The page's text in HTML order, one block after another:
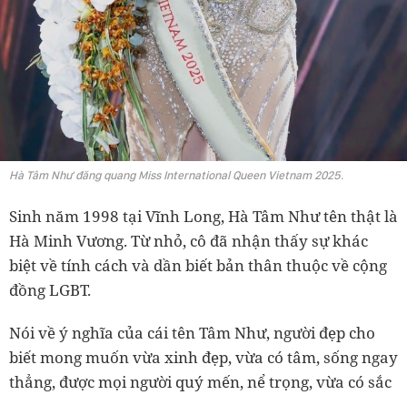
Hà Tâm Như đăng quang Miss International Queen Vietnam 2025.
Sinh năm 1998 tại Vĩnh Long, Hà Tâm Như tên thật là
Hà Minh Vương. Từ nhỏ, cô đã nhận thấy sự khác
biệt về tính cách và dần biết bản thân thuộc về cộng
đồng LGBT.
Nói về ý nghĩa của cái tên Tâm Như, người đẹp cho
biết mong muốn vừa xinh đẹp, vừa có tâm, sống ngay
thẳng, được mọi người quý mến, nể trọng, vừa có sắc